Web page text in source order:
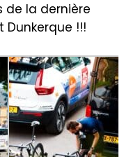
de la dernière
!!!